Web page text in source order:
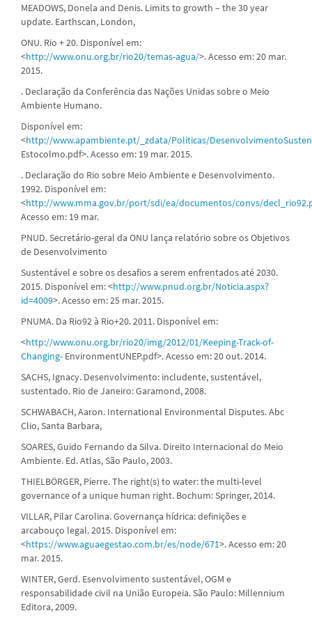
MEADOWS, Donela and Denis. Limits to growth – the 30 year
update. Earthscan, London,
ONU. Rio + 20. Disponível em:
<http://www.onu.org.br/rio20/temas-agua/>. Acesso em: 20 mar.
2015.
. Declaração da Conferência das Nações Unidas sobre o Meio
Ambiente Humano.
Disponível em:
<http://www.apambiente.pt/_zdata/Politicas/
Estocolmo.pdf>. Acesso em: 19 mar. 2015.
. Declaração do Rio sobre Meio Ambiente e Desenvolvimento.
1992. Disponível em:
<http://www.mma.gov.br/port/sdi/ea/documentos/convs/
Acesso em: 19 mar.
PNUD. Secretário-geral da ONU lança relatório sobre os Objetivos
de Desenvolvimento
Sustentável e sobre os desafios a serem enfrentados até 2030.
2015. Disponível em: <http://www.pnud.org.br/Noticia.aspx?
id=4009>. Acesso em: 25 mar. 2015.
PNUMA. Da Rio92 à Rio+20. 2011. Disponível em:
<http://www.onu.org.br/rio20/img/2012/01/Keeping-Track-of-
Changing- EnvironmentUNEP.pdf>. Acesso em: 20 out. 2014.
SACHS, Ignacy. Desenvolvimento: includente, sustentável,
sustentado. Rio de Janeiro: Garamond, 2008.
SCHWABACH, Aaron. International Environmental Disputes. Abc
Clio, Santa Barbara,
SOARES, Guido Fernando da Silva. Direito Internacional do Meio
Ambiente. Ed. Atlas, São Paulo, 2003.
THIELBÖRGER, Pierre. The right(s) to water: the multi-level
governance of a unique human right. Bochum: Springer, 2014.
VILLAR, Pilar Carolina. Governança hídrica: definições e
arcabouço legal. 2015. Disponível em:
<https://www.aguaegestao.com.br/es/node/671>. Acesso em: 20
mar. 2015.
WINTER, Gerd. Esenvolvimento sustentável, OGM e
responsabilidade civil na União Europeia. São Paulo: Millennium
Editora, 2009.